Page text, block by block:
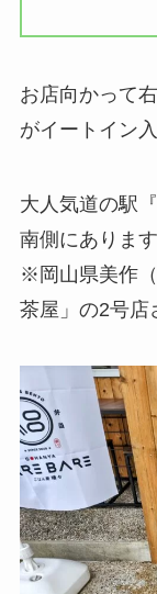
お店向かって
がイートイン入
大人気道の駅
南側にあります
※岡山県美作
茶屋」の2号店